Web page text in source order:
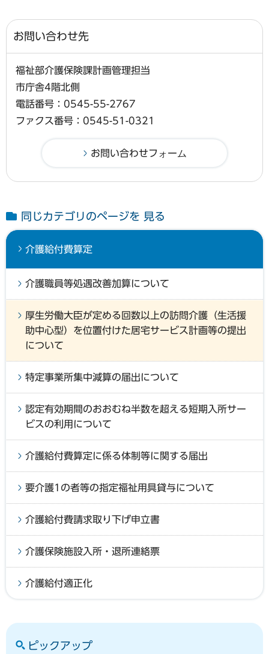
お問い合わせ先
福祉部介護保険課計画管理担当
市庁舎4階北側
電話番号：0545-55-2767
ファクス番号：0545-51-0321
同じカテゴリのページを 見る
介護給付費算定
介護職員等処遇改善加算について
厚生労働大臣が定める回数以上の訪問介護（生活援
助中心型）を位置付けた居宅サービス計画等の提出
について
特定事業所集中減算の届出について
認定有効期間のおおむね半数を超える短期入所サー
ビスの利用について
介護給付費算定に係る体制等に関する届出
要介護1の者等の指定福祉用具貸与について
介護給付費請求取り下げ申立書
介護保険施設入所・退所連絡票
介護給付適正化
ピックアップ